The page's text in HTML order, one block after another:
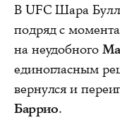
В UFC Шара
подряд с
на неудобного
единогласным
вернулся и
Баррио.